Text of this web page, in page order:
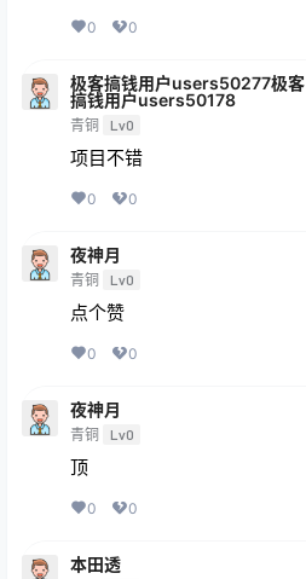
0 0
极客搞钱用户users50277极客
搞钱用户users50178
青铜 Lv0
项目不错
0 0
夜神月
青铜 Lv0
点个赞
0 0
夜神月
青铜 Lv0
顶
0 0
本田透